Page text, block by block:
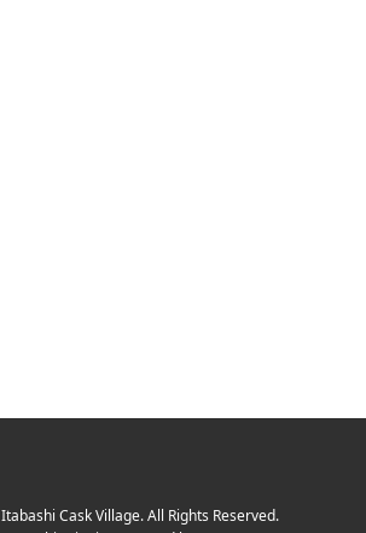
Itabashi Cask Village. All Rights Reserved.